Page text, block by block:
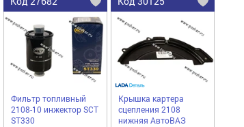
Фильтр топливный
2108-10 инжектор SCT
ST330
Крышка картера
сцепления 2108
нижняя АвтоВАЗ